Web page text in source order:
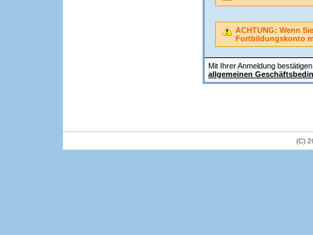
Mit Ihrer Anmeldung
allgemeinen
ACHTUNG: Wenn
Fortbildungskonto
(C)